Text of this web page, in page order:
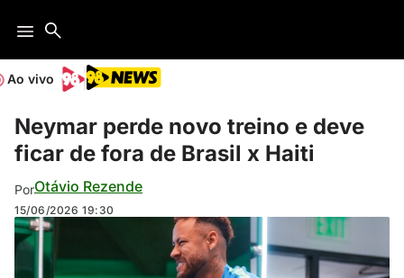
Ao vivo
Neymar perde novo treino e deve
ficar de fora de Brasil x Haiti
PorOtávio Rezende
15/06/2026 19:30